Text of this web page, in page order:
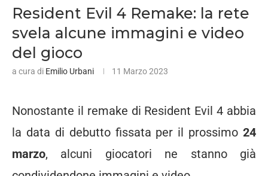
Resident Evil 4 Remake: la rete
svela alcune immagini e video
del gioco
a cura di Emilio Urbani 11 Marzo 2023
Nonostante il remake di Resident Evil 4 abbia
la data di debutto fissata per il prossimo 24
marzo, alcuni giocatori ne stanno già